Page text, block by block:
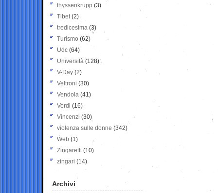
thyssenkrupp (3)
Tibet(2)
tredicesima (3)
Turismo (62)
Udc (64)
Università (128)
V-Day (2)
Veltroni (30)
Vendola (41)
Verdi (16)
Vincenzi (30)
violenza sulle donne (342)
Web (1)
Zingaretti (10)
zingari (14)
Archivi